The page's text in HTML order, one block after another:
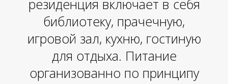
резиденция включает в себя
библиотеку, прачечную,
игровой зал, кухню, гостиную
для отдыха. Питание
организованно по принципу